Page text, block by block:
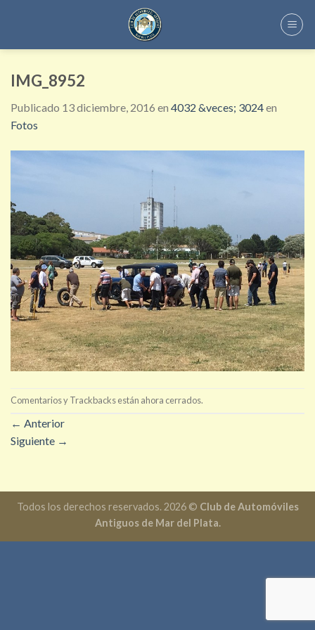
IMG_8952
Publicado 13 diciembre, 2016 en 4032 &veces; 3024en
Fotos
Comentarios y Trackbacks están ahora cerrados.
← Anterior
Siguiente →
Todos los derechos reservados. 2026 © Club de Automóviles
Antiguos de Mar del Plata.